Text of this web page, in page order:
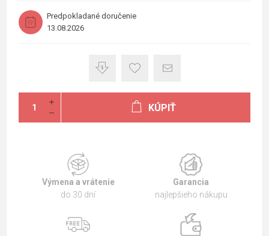
Predpokladané doručenie
13.08.2026
KÚPIŤ
Výmena a vrátenie
do 30 dní
Garancia
najlepšieho nákupu